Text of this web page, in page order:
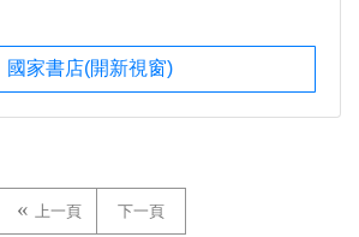
國家書店(開新視窗)
上一頁 下一頁